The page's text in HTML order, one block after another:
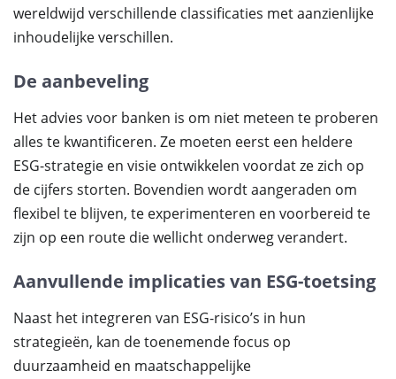
wereldwijd verschillende classificaties met aanzienlijke
inhoudelijke verschillen.
De aanbeveling
Het advies voor banken is om niet meteen te proberen
alles te kwantificeren. Ze moeten eerst een heldere
ESG-strategie en visie ontwikkelen voordat ze zich op
de cijfers storten. Bovendien wordt aangeraden om
flexibel te blijven, te experimenteren en voorbereid te
zijn op een route die wellicht onderweg verandert.
Aanvullende implicaties van ESG-toetsing
Naast het integreren van ESG-risico’s in hun
strategieën, kan de toenemende focus op
duurzaamheid en maatschappelijke